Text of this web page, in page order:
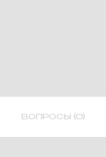
ВОПРОСЫ (0)